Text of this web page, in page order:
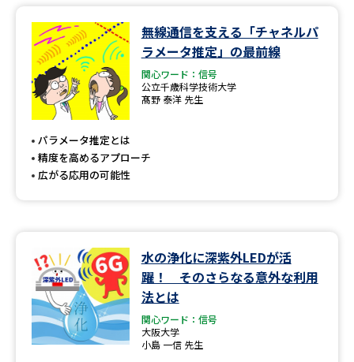
過去問題集
大学・短大以外の資料から請求
専門学校の資料請求 大学院の資料請求
留学・進学関連、塾・予備校
高等学校（情報）教員資格認定
大学研究
無線通信を支える「チャネルパ
ラメータ推定」の最前線
関心ワード：信号
公立千歳科学技術大学
髙野 泰洋 先生
パラメータ推定とは
精度を高めるアプローチ
広がる応用の可能性
水の浄化に深紫外LEDが活
躍！ そのさらなる意外な利用
法とは
関心ワード：信号
大阪大学
小島 一信 先生